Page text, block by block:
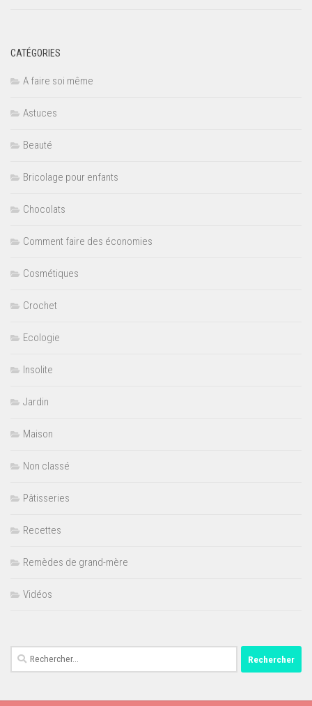
CATÉGORIES
A faire soi même
Astuces
Beauté
Bricolage pour enfants
Chocolats
Comment faire des économies
Cosmétiques
Crochet
Ecologie
Insolite
Jardin
Maison
Non classé
Pâtisseries
Recettes
Remèdes de grand-mère
Vidéos
Rechercher :